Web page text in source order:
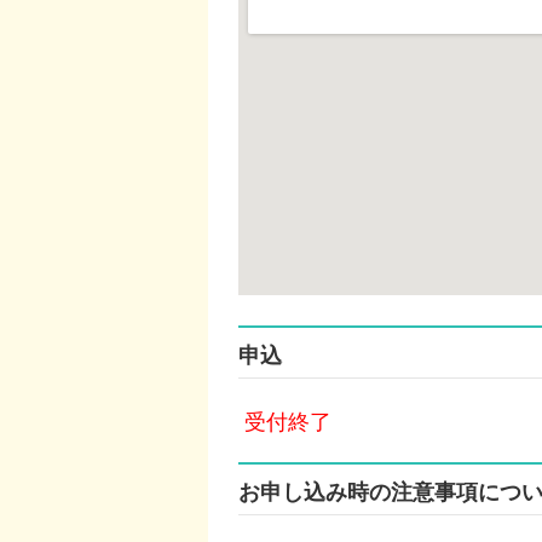
申込
受付終了
お申し込み時の注意事項につ